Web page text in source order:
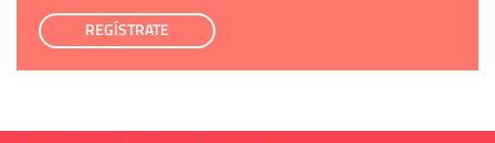
REGÍSTRATE